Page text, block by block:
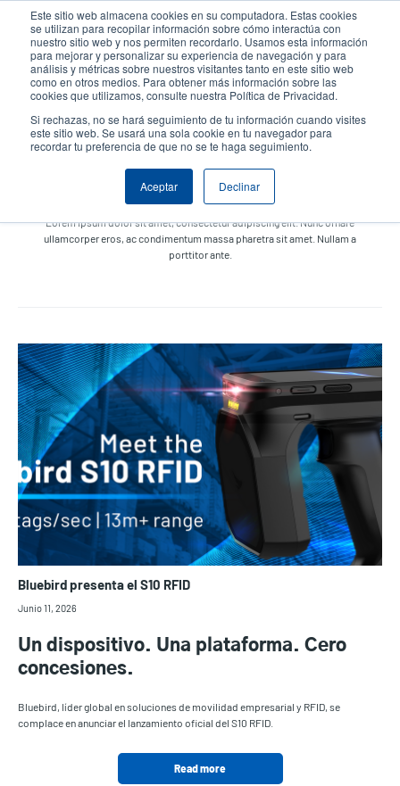
Este sitio web almacena cookies en su computadora. Estas cookies
se utilizan para recopilar información sobre cómo interactúa con
nuestro sitio web y nos permiten recordarlo. Usamos esta información
para mejorar y personalizar su experiencia de navegación y para
análisis y métricas sobre nuestros visitantes tanto en este sitio web
como en otros medios. Para obtener más información sobre las
cookies que utilizamos, consulte nuestra Política de Privacidad.
Si rechazas, no se hará seguimiento de tu información cuando visites
este sitio web. Se usará una sola cookie en tu navegador para
recordar tu preferencia de que no se te haga seguimiento.
Aceptar Declinar
contenido
principal
User
account
menu
User
Header
Selector de productos Soporte Técnico
En las noticias
Lorem ipsum dolor sit amet, consectetur adipiscing elit. Nunc ornare
ullamcorper eros, ac condimentum massa pharetra sit amet. Nullam a
porttitor ante.
Bluebird presenta el S10 RFID
Junio 11, 2026
Un dispositivo. Una plataforma. Cero
concesiones.
Bluebird, líder global en soluciones de movilidad empresarial y RFID, se
complace en anunciar el lanzamiento oficial del S10 RFID.
Read more